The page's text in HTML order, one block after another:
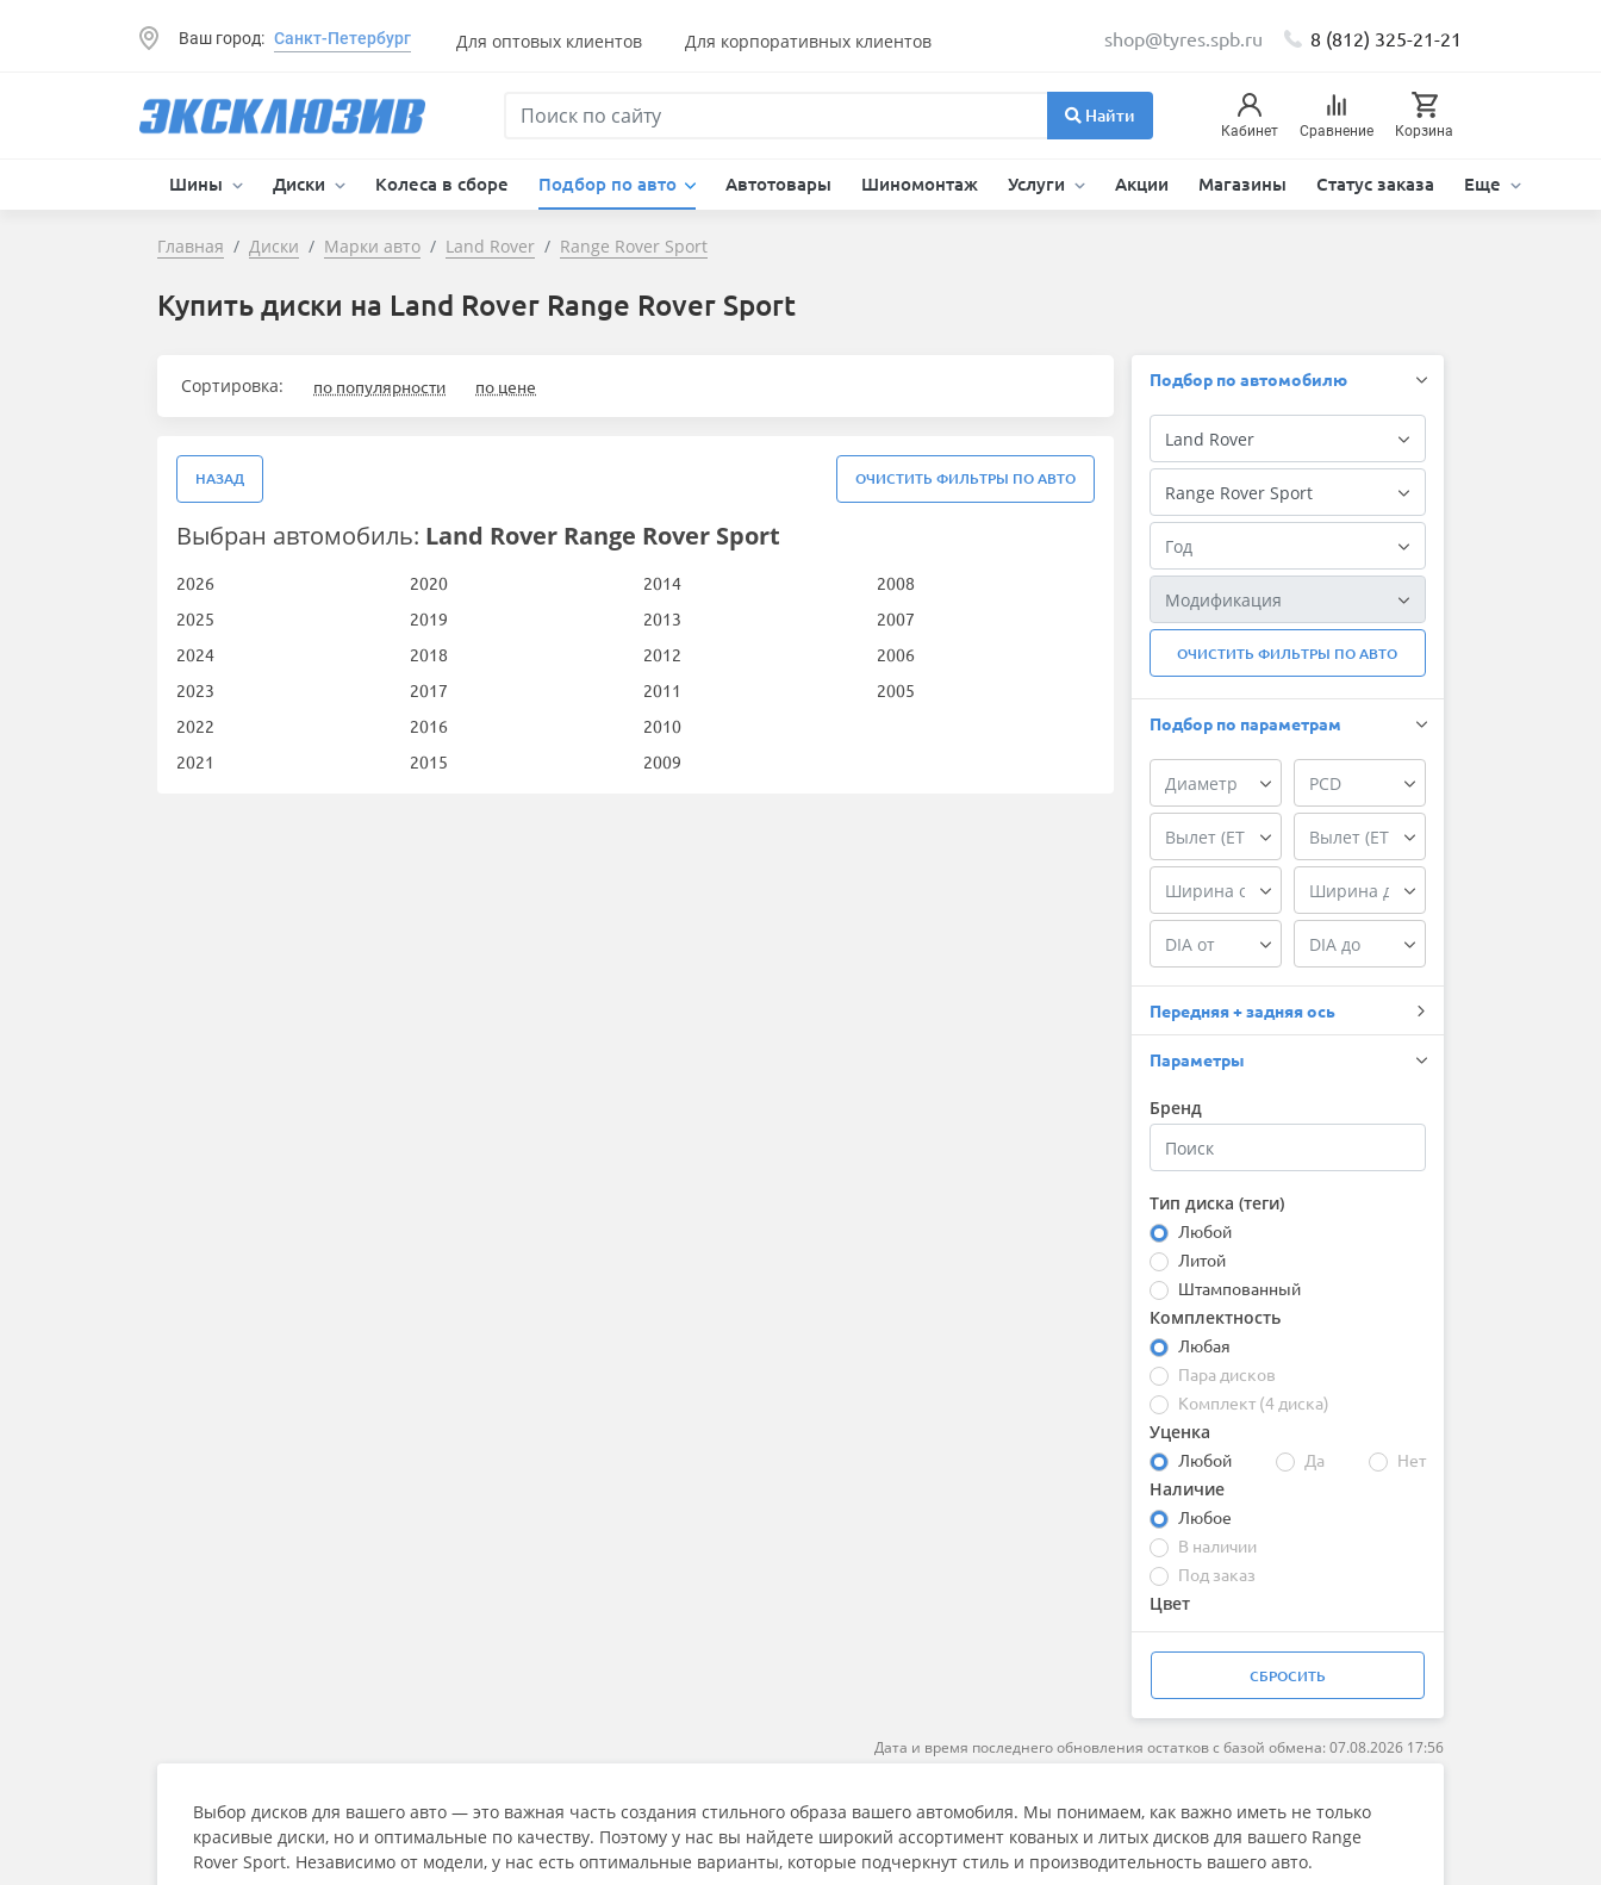
Ваш город: Санкт-Петербург Для оптовых клиентов Для корпоративных клиентов shop@tyres.spb.ru 8 (812) 325-21-21
Найти
Кабинет Сравнение Корзина
Шины Диски Колеса в сборе Подбор по авто Автотовары Шиномонтаж Услуги Акции Магазины Статус заказа Еще
Главная Диски Марки авто Land Rover Range Rover Sport
Купить диски на Land Rover Range Rover Sport
Сортировка: по популярности по цене
НАЗАД ОЧИСТИТЬ ФИЛЬТРЫ ПО АВТО
Выбран автомобиль: Land Rover Range Rover Sport
2026
2025
2024
2023
2022
2021
2020
2019
2018
2017
2016
2015
2014
2013
2012
2011
2010
2009
2008
2007
2006
2005
Подбор по автомобилю
ОЧИСТИТЬ ФИЛЬТРЫ ПО АВТО
Подбор по параметрам
Передняя + задняя ось
Параметры
Бренд
Тип диска (теги)
Любой
Литой
Штампованный
Комплектность
Любая
Пара дисков
Комплект (4 диска)
Уценка
Любой Да Нет
Наличие
Любое
В наличии
Под заказ
Цвет
СБРОСИТЬ
Дата и время последнего обновления остатков с базой обмена: 07.08.2026 17:56
Выбор дисков для вашего авто — это важная часть создания стильного образа вашего автомобиля. Мы понимаем, как важно иметь не только
красивые диски, но и оптимальные по качеству. Поэтому у нас вы найдете широкий ассортимент кованых и литых дисков для вашего Range
Rover Sport. Независимо от модели, у нас есть оптимальные варианты, которые подчеркнут стиль и производительность вашего авто.